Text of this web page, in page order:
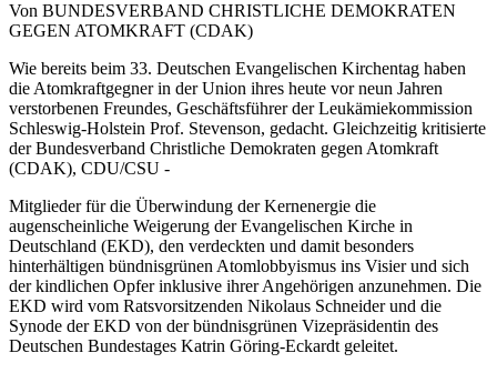
Von BUNDESVERBAND CHRISTLICHE DEMOKRATEN
GEGEN ATOMKRAFT (CDAK)
Wie bereits beim 33. Deutschen Evangelischen Kirchentag haben
die Atomkraftgegner in der Union ihres heute vor neun Jahren
verstorbenen Freundes, Geschäftsführer der Leukämiekommission
Schleswig-Holstein Prof. Stevenson, gedacht. Gleichzeitig kritisierte
der Bundesverband Christliche Demokraten gegen Atomkraft
(CDAK), CDU/CSU -
Mitglieder für die Überwindung der Kernenergie die
augenscheinliche Weigerung der Evangelischen Kirche in
Deutschland (EKD), den verdeckten und damit besonders
hinterhältigen bündnisgrünen Atomlobbyismus ins Visier und sich
der kindlichen Opfer inklusive ihrer Angehörigen anzunehmen. Die
EKD wird vom Ratsvorsitzenden Nikolaus Schneider und die
Synode der EKD von der bündnisgrünen Vizepräsidentin des
Deutschen Bundestages Katrin Göring-Eckardt geleitet.